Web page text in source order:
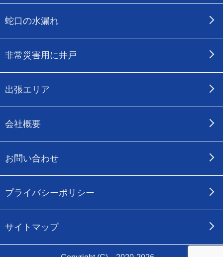
蛇口の水漏れ
非常災害用に井戸
出張エリア
会社概要
お問い合わせ
プライバシーポリシー
サイトマップ